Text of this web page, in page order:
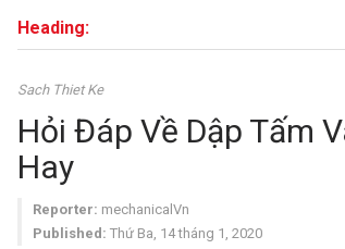
Heading:
Sach Thiet Ke
Hỏi Đáp Về Dập Tấm
Hay
Reporter: mechanicalVn
Published: Thứ Ba, 14 tháng 1, 2020